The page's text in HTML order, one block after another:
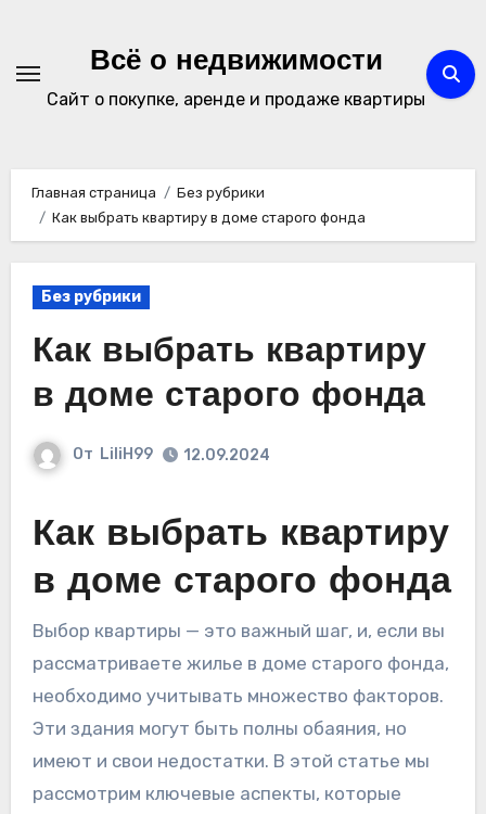
содержимомуВсё о недвижимости
Сайт о покупке, аренде и продаже квартиры
Главная страница
Без рубрики
Как выбрать квартиру в доме старого фонда
Без рубрики
Как выбрать квартиру
в доме старого фонда
От LiliH99 12.09.2024
Как выбрать квартиру
в доме старого фонда
Выбор квартиры — это важный шаг, и, если вы
рассматриваете жилье в доме старого фонда,
необходимо учитывать множество факторов.
Эти здания могут быть полны обаяния, но
имеют и свои недостатки. В этой статье мы
рассмотрим ключевые аспекты, которые